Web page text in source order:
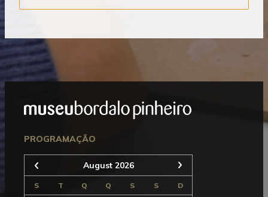
Mostrar
PROGRAMAÇÃO
Anterior August 2026 Seguinte
S T Q Q S S D